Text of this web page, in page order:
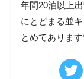
年間20泊以上
にとどまる並
とめてありま